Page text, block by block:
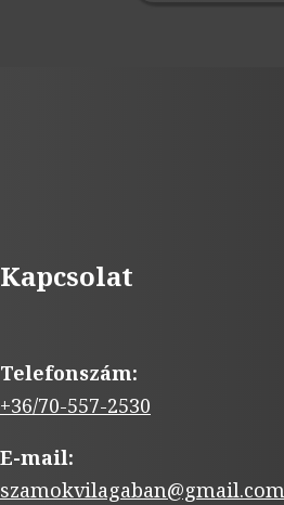
Kapcsolat
Telefonszám:
+36/70-557-2530
E-mail:
szamokvilagaban@gmail.com